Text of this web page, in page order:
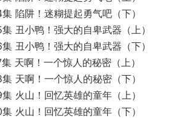
陷阱！迷糊提起勇气吧（下）
丑小鸭！强大的自卑武器（上）
丑小鸭！强大的自卑武器（下）
天啊！一个惊人的秘密（上）
天啊！一个惊人的秘密（下）
火山！回忆英雄的童年（上）
火山！回忆英雄的童年（下）